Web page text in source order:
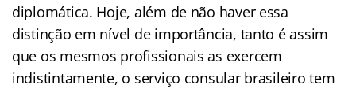
diplomática. Hoje, além de não haver essa
distinção em nível de importância, tanto é assim
que os mesmos profissionais as exercem
indistintamente, o serviço consular brasileiro tem